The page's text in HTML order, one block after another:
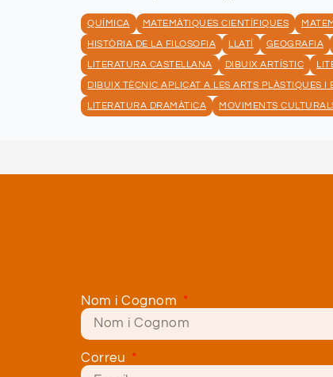
QUÍMICA MATEMÀTIQUES CIENTÍFIQUES
HISTÒRIA DE LA FILOSOFIA
LLATÍ GEOGRAFIA
LITERATURA CASTELLANA
DIBUIX ARTÍSTIC
DIBUIX TÈCNIC APLICAT A LES ARTS PLÀSTIQUES I
LITERATURA DRAMÀTICA
MOVIMENTS
Nom i Cognom
Correu